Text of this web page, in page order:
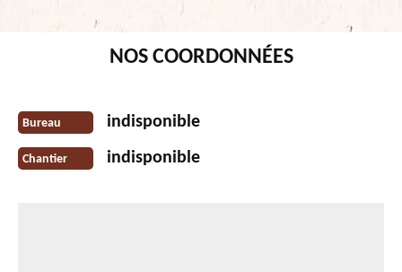
NOS COORDONNÉES
Bureau indisponible
Chantier indisponible